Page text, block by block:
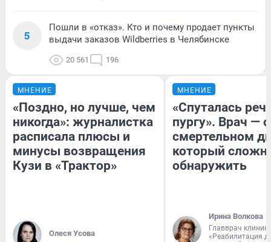
5
Пошли в «отказ». Кто и почему продает пункты
выдачи заказов Wildberries в Челябинске
20 561 196
МНЕНИЕ
«Поздно, но лучше, чем
никогда»: журналистка
расписала плюсы и
минусы возвращения
Кузи в «Трактор»
Олеся Усова
МНЕНИЕ
«Спуталась
пургу». Врач — о
смертельном
который
обнаружить
Ирина Волкова
Главврач
«Реабилитация